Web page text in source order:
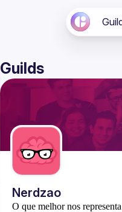
Guilds
Nerdzao
O que melhor nos representa